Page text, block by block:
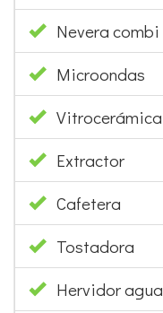
Nevera combi
Microondas
Vitrocerámica
Extractor
Cafetera
Tostadora
Hervidor agua